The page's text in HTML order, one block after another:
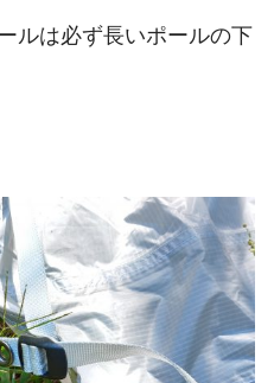
ルは必ず長いポールの下